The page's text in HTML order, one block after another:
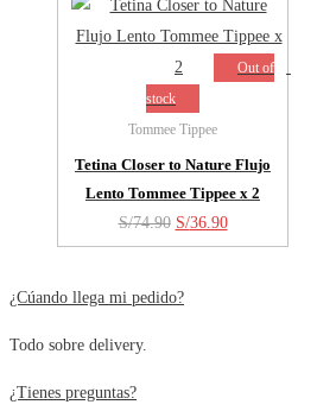
S/84.90.S/44.90.
Out of
stock
Tommee Tippee
Tetina Closer to Nature Flujo
Lento Tommee Tippee x 2
S/74.90 El
precio
S/36.90El
precio
¿Cúando llega mi pedido?
Todo sobre delivery.
¿Tienes preguntas?